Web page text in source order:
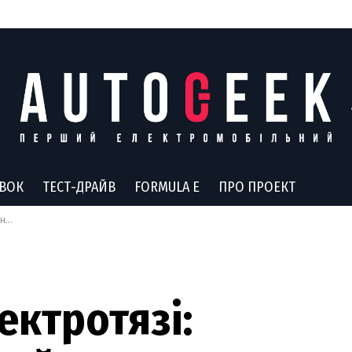
ТЕСТ-ДРАЙВ FORMULA E ПРО ПРОЕКТ